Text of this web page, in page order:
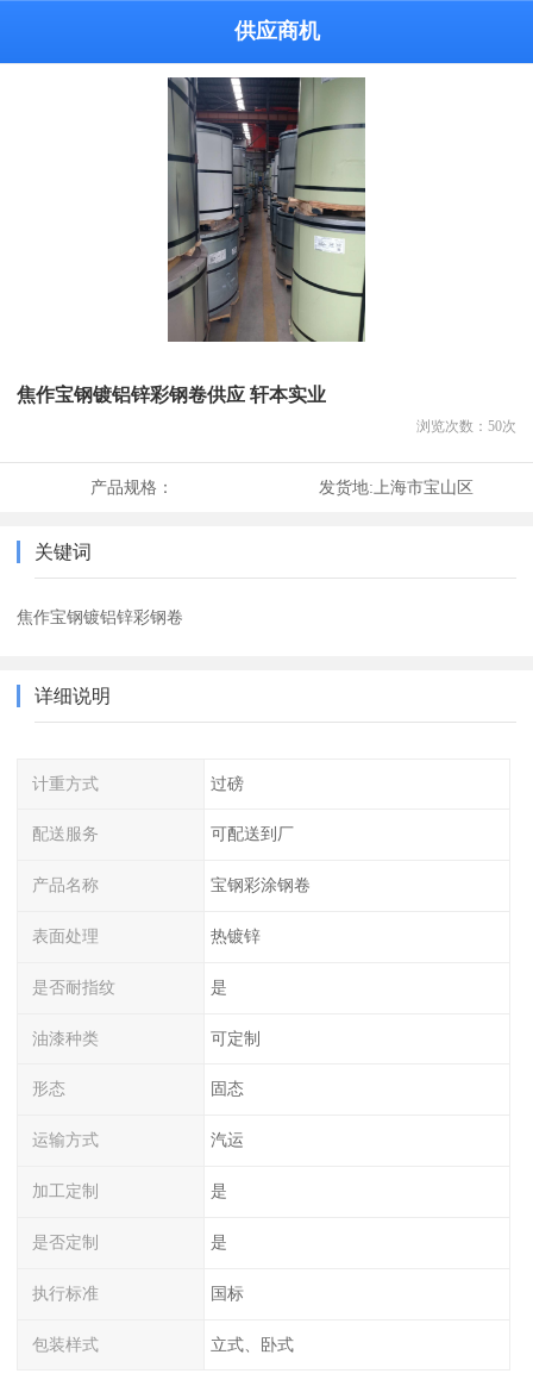
供应商机
焦作宝钢镀铝锌彩钢卷供应 轩本实业
浏览次数： 50次
产品规格： 发货地:上海市宝山区
关键词
焦作宝钢镀铝锌彩钢卷
详细说明
计重方式 过磅
配送服务 可配送到厂
产品名称 宝钢彩涂钢卷
表面处理 热镀锌
是否耐指纹 是
油漆种类 可定制
形态 固态
运输方式 汽运
加工定制 是
是否定制 是
执行标准 国标
包装样式 立式、卧式